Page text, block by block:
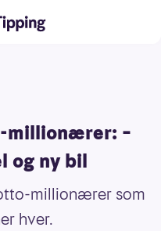
millionærer: –
og ny bil
millionærer som
hver.